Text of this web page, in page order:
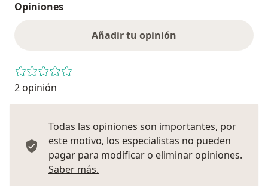
Opiniones
Añadir tu opinión
2 opinión
Todas las opiniones son importantes, por
este motivo, los especialistas no pueden
pagar para modificar o eliminar opiniones.
Saber más.